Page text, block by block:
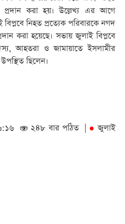
করা হয়। উল্লেখ্য এর আগে
নিহত প্রত্যেক পরিবারকে নগদ
করা হয়েছে। সভায় জুলাই বিপ্লবে
আহতরা ও জামায়াতে ইসলামীর
উপস্থিত ছিলেন।
২৪৮ বার পঠিত | ● জুলাই